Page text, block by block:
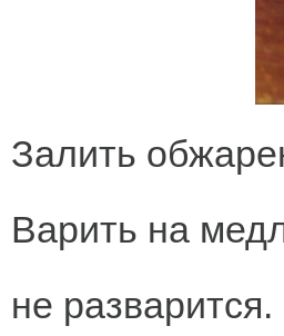
Залить
Варить на
не разварится.